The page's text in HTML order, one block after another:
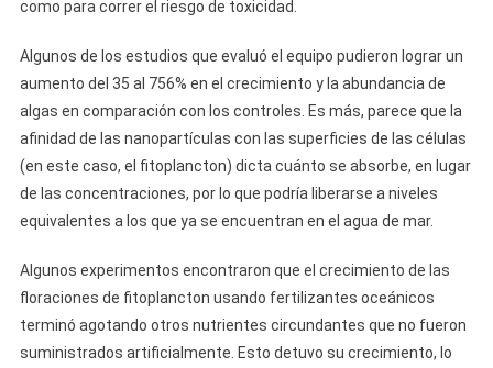
como para correr el riesgo de toxicidad.
Algunos de los estudios que evaluó el equipo pudieron lograr un
aumento del 35 al 756% en el crecimiento y la abundancia de
algas en comparación con los controles. Es más, parece que la
afinidad de las nanopartículas con las superficies de las células
(en este caso, el fitoplancton) dicta cuánto se absorbe, en lugar
de las concentraciones, por lo que podría liberarse a niveles
equivalentes a los que ya se encuentran en el agua de mar.
Algunos experimentos encontraron que el crecimiento de las
floraciones de fitoplancton usando fertilizantes oceánicos
terminó agotando otros nutrientes circundantes que no fueron
suministrados artificialmente. Esto detuvo su crecimiento, lo